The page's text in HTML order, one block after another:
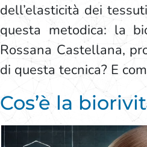
dell’elasticità dei
questa metodica: la
Rossana Castellana,
di questa tecnica? E
Cos’è la